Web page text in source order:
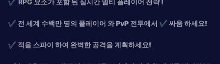
✔ 전 세계 수백만 명의 플레이어 와 PvP 전투에서 ✔ 싸움 하세요!
✔ 적을 스파이 하여 완벽한 공격을 계획하세요!